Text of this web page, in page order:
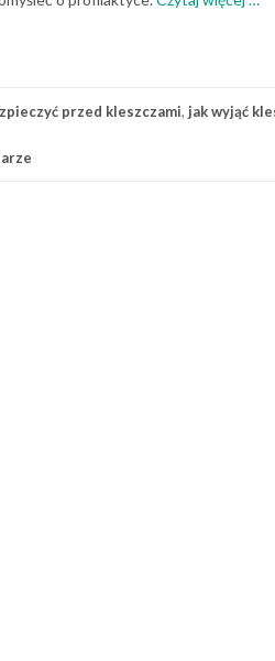
przed kleszczami, jak wyjąć